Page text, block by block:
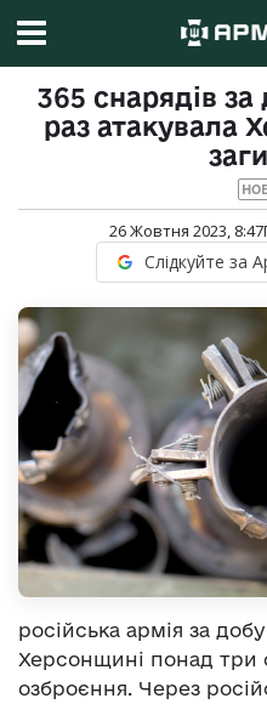
365 снарядів за
раз атакувала
26 Жовтня 2023, 8:47
Слідкуйте за
російська армія за
Херсонщині понад три
озброєння. Через